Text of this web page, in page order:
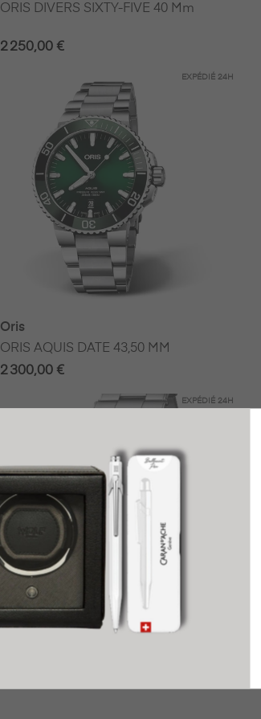
ORIS DIVERS SIXTY-FIVE 40 Mm
2 250,00 €
EXPÉDIÉ24H
Oris
ORIS AQUIS DATE 43,50 MM
2 300,00 €
EXPÉDIÉ24H